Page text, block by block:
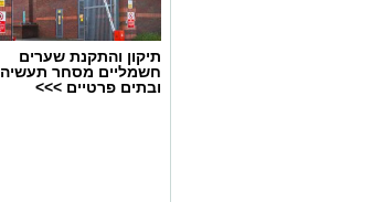
תיקון והתקנת שערים
חשמליים מסחר תעשיה
ובתים פרטיים >>>